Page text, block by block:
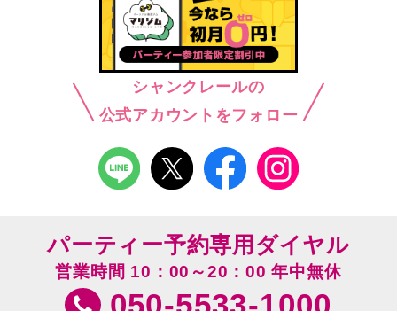
シャンクレールの
公式アカウントをフォロー
パーティー予約専用ダイヤル
営業時間 10：00～20：00 年中無休